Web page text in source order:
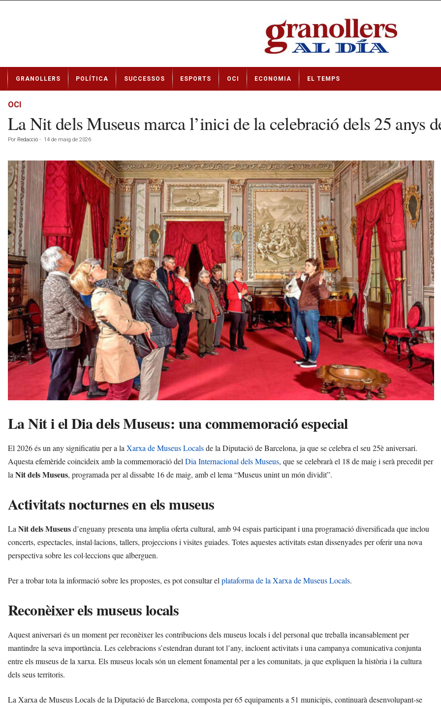
t
GRANOLLERS POLÍTICA SUCCESSOS ESPORTS OCI ECONOMIA EL TEMPS
OCI
La Nit dels Museus marca l’inici de la celebració dels 25 anys
Por Redacció - 14 de maig de 2026
La Nit i el Dia dels Museus: una commemoració especial
El 2026 és un any significatiu per a laXarxa de Museus Localsde la Diputació de Barcelona, ja que se celebra el seu 25è aniversari.
Aquesta efemèride coincideix amb la commemoració delDia Internacional dels Museus, que se celebrarà el 18 de maig i serà precedit per
laNit dels Museus, programada per al dissabte 16 de maig, amb el lema “Museus unint un món dividit”.
Activitats nocturnes en els museus
LaNit dels Museusd’enguany presenta una àmplia oferta cultural, amb 94 espais participant i una programació diversificada que inclou
concerts, espectacles, instal·lacions, tallers, projeccions i visites guiades. Totes aquestes activitats estan dissenyades per oferir una nova
perspectiva sobre les col·leccions que alberguen.
Per a trobar tota la informació sobre les propostes, es pot consultar elplataforma de la Xarxa de Museus Locals.
Reconèixer els museus locals
Aquest aniversari és un moment per reconèixer les contribucions dels museus locals i del personal que treballa incansablement per
mantindre la seva importància. Les celebracions s’estendran durant tot l’any, incloent activitats i una campanya comunicativa conjunta
entre els museus de la xarxa. Els museus locals són un element fonamental per a les comunitats, ja que expliquen la història i la cultura
dels seus territoris.
La Xarxa de Museus Locals de la Diputació de Barcelona, composta per 65 equipaments a 51 municipis, continuarà desenvolupant-se